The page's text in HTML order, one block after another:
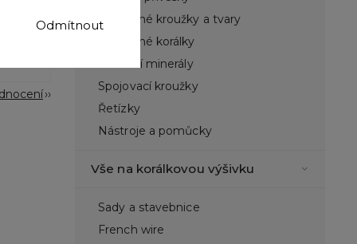
OdmítnoutNedělené kroužky a tvary
Broušené korálky
Přírodní minerály
Spojovací kroužky
Řetízky
Nástroje a pomůcky
Vše na korálkovou výšivku
Sady a stavebnice
French wire